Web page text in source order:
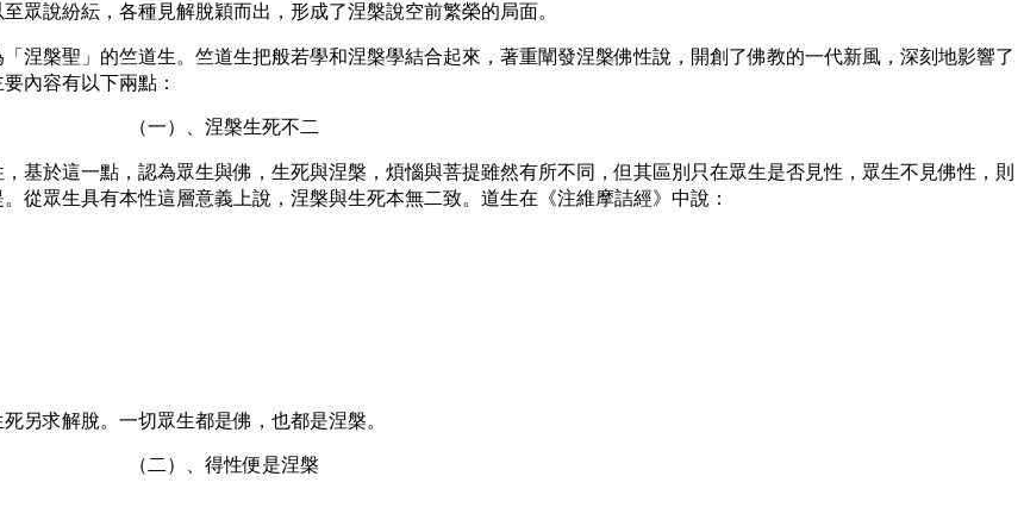
眾說紛紜，各種見解脫穎而出，形成了涅槃說空前繁榮的局面。
槃聖」的竺道生。竺道生把般若學和涅槃學結合起來，著重闡發涅槃佛性說，開創了佛教的一代新風，深刻地影響了
內容有以下兩點：
（一）、涅槃生死不二
於這一點，認為眾生與佛，生死與涅槃，煩惱與菩提雖然有所不同，但其區別只在眾生是否見性，眾生不見佛性，則
從眾生具有本性這層意義上說，涅槃與生死本無二致。道生在《注維摩詰經》中說：
另求解脫。一切眾生都是佛，也都是涅槃。
（二）、 得性便是涅槃